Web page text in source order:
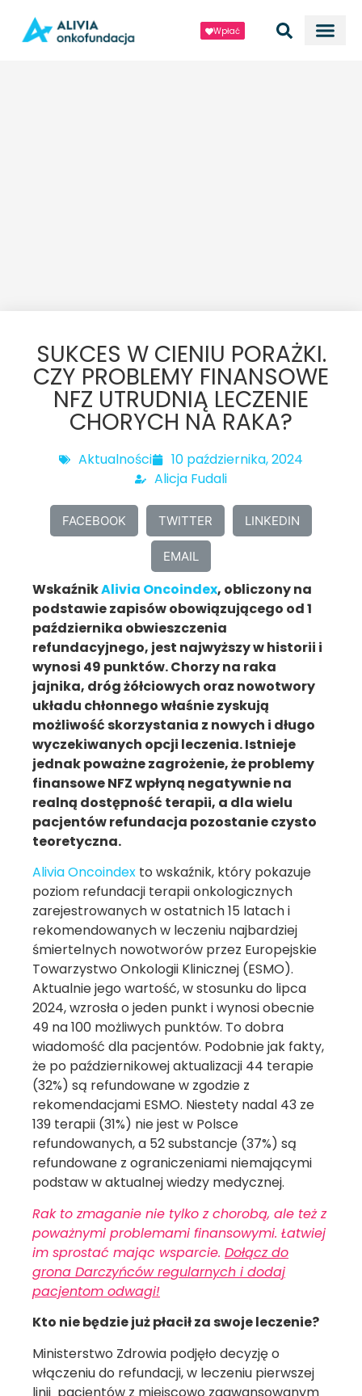
Wpłać
SUKCES W CIENIU PORAŻKI.
CZY PROBLEMY FINANSOWE
NFZ UTRUDNIĄ LECZENIE
CHORYCH NA RAKA?
Aktualności
10 października, 2024
Alicja Fudali
FACEBOOK TWITTER LINKEDIN
EMAIL
WskaźnikAlivia Oncoindex, obliczony na
podstawie zapisów obowiązującego od 1
października obwieszczenia
refundacyjnego, jest najwyższy w historii i
wynosi 49 punktów. Chorzy na raka
jajnika, dróg żółciowych oraz nowotwory
układu chłonnego właśnie zyskują
możliwość skorzystania z nowych i długo
wyczekiwanych opcji leczenia. Istnieje
jednak poważne zagrożenie, że problemy
finansowe NFZ wpłyną negatywnie na
realną dostępność terapii, a dla wielu
pacjentów refundacja pozostanie czysto
teoretyczna.
Alivia Oncoindex to wskaźnik, który pokazuje
poziom refundacji terapii onkologicznych
zarejestrowanych w ostatnich 15 latach i
rekomendowanych w leczeniu najbardziej
śmiertelnych nowotworów przez Europejskie
Towarzystwo Onkologii Klinicznej (ESMO).
Aktualnie jego wartość, w stosunku do lipca
2024, wzrosła o jeden punkt i wynosi obecnie
49 na 100 możliwych punktów. To dobra
wiadomość dla pacjentów. Podobnie jak fakty,
że po październikowej aktualizacji 44 terapie
(32%) są refundowane w zgodzie z
rekomendacjami ESMO. Niestety nadal 43 ze
139 terapii (31%) nie jest w Polsce
refundowanych, a 52 substancje (37%) są
refundowane z ograniczeniami niemającymi
podstaw w aktualnej wiedzy medycznej.
Rak to zmaganie nie tylko z chorobą, ale też z
poważnymi problemami finansowymi. Łatwiej
im sprostać mając wsparcie. Dołącz do
grona Darczyńców regularnych i dodaj
pacjentom odwagi!
Kto nie będzie już płacił za swoje leczenie?
Ministerstwo Zdrowia podjęło decyzję o
włączeniu do refundacji, w leczeniu pierwszej
linii pacjentów z miejscowo zaawansowanym